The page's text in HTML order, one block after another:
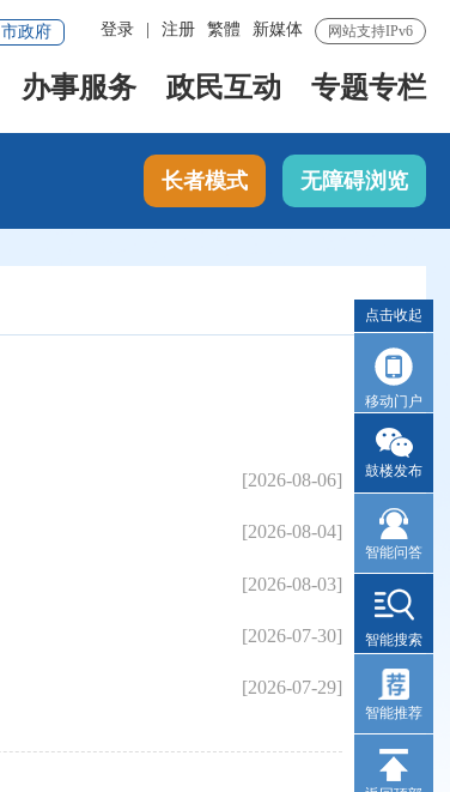
网站支持IPv6
新媒体
繁體
登录 注册
市政府
办事服务 政民互动 专题专栏
长者模式 无障碍浏览
[2026-08-06]
[2026-08-04]
[2026-08-03]
[2026-07-30]
[2026-07-29]
点击收起
移动门户
鼓楼发布
智能问答
智能搜索
智能推荐